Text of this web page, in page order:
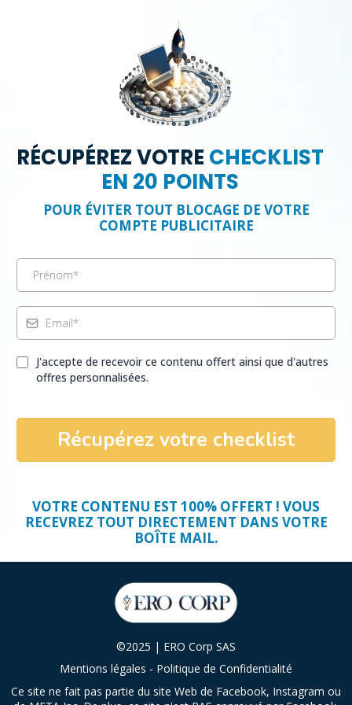
RÉCUPÉREZ VOTRE CHECKLIST
EN 20 POINTS
POUR ÉVITER TOUT BLOCAGE DE VOTRE
COMPTE PUBLICITAIRE
J'accepte de recevoir ce contenu offert ainsi que d'autres
offres personnalisées.
Récupérez votre checklist
VOTRE CONTENU EST 100% OFFERT ! VOUS
RECEVREZ TOUT DIRECTEMENT DANS VOTRE
BOÎTE MAIL.
©2025 | ERO Corp SAS
Mentions légales - Politique de Confidentialité
Ce site ne fait pas partie du site Web de Facebook, Instagram ou